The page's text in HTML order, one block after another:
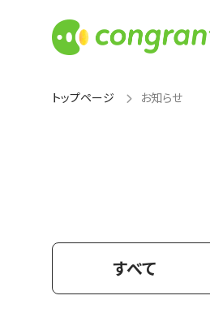
トップページ お知らせ
すべて